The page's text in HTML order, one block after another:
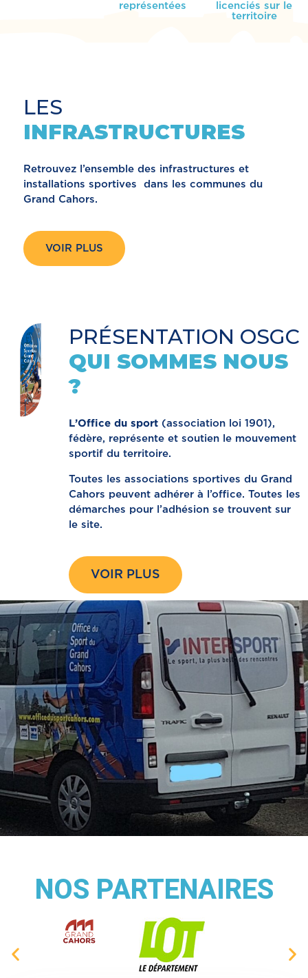
représentées
licenciés sur le
territoire
LES
INFRASTRUCTURES
Retrouvez l’ensemble des infrastructures et
installations sportives dans les communes du
Grand Cahors.
VOIR PLUS
PRÉSENTATION OSGC
QUI SOMMES NOUS
?
L’Office du sport(association loi 1901),
fédère, représente et soutien le mouvement
sportif du territoire.
Toutes les associations sportives du Grand
Cahors peuvent adhérer à l’office. Toutes les
démarches pour l’adhésion se trouvent sur
le site.
VOIR PLUS
NOS PARTENAIRES